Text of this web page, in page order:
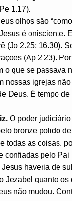
1.17).
olhos são
é onisciente.
(Jo 2.25; 16.30).
(Ap 2.23).
o que se passava
nossas igrejas
Deus. É tempo de
O poder
bronze polido
todas as coisas,
confiadas pelo Pai
Jesus haveria de
Jezabel quanto os
não mudou.